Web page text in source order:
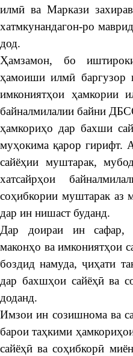
илмӣ ва Маркази
хатмкунандагон-ро
дод.
Ҳамзамон, бо
ҳамоиши илмӣ баргузор
имкониятҳои ҳамкории
байналмилалии байни
ҳамкориҳо дар бахши
муҳокима қарор гирифт.
сайёҳии муштарак,
хатсайрҳои
соҳибкории муштарак аз
дар ин нишаст буданд.
Дар доираи ин сафар,
маконҳо ва имкониятҳои
боздид намуда, ҷиҳати
дар бахшҳои сайёҳӣ ва
доданд.
Имзои ин созишнома ва
барои таҳкими
сайёҳӣ ва соҳибкорӣ